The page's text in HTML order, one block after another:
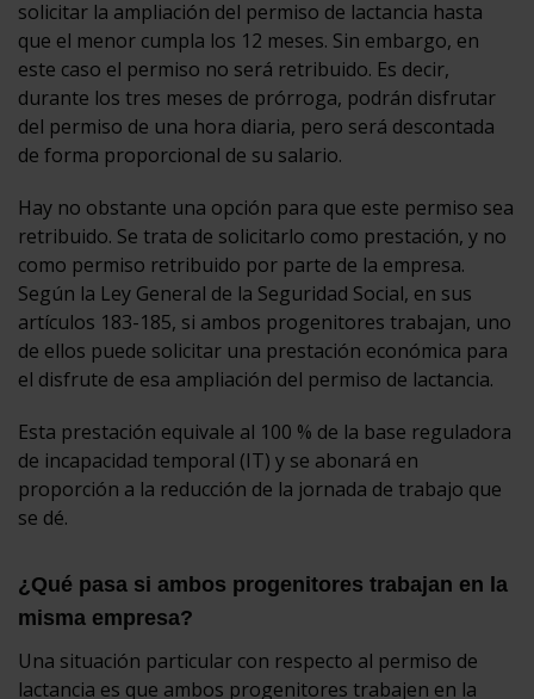
solicitar la ampliación del permiso de lactancia hasta
que el menor cumpla los 12 meses. Sin embargo, en
este caso el permiso no será retribuido. Es decir,
durante los tres meses de prórroga, podrán disfrutar
del permiso de una hora diaria, pero será descontada
de forma proporcional de su salario.
Hay no obstante una opción para que este permiso sea
retribuido. Se trata de solicitarlo como prestación, y no
como permiso retribuido por parte de la empresa.
Según la Ley General de la Seguridad Social, en sus
artículos 183-185, si ambos progenitores trabajan, uno
de ellos puede solicitar una prestación económica para
el disfrute de esa ampliación del permiso de lactancia.
Esta prestación equivale al 100 % de la base reguladora
de incapacidad temporal (IT) y se abonará en
proporción a la reducción de la jornada de trabajo que
se dé.
¿Qué pasa si ambos progenitores trabajan en la
misma empresa?
Una situación particular con respecto al permiso de
lactancia es que ambos progenitores trabajen en la